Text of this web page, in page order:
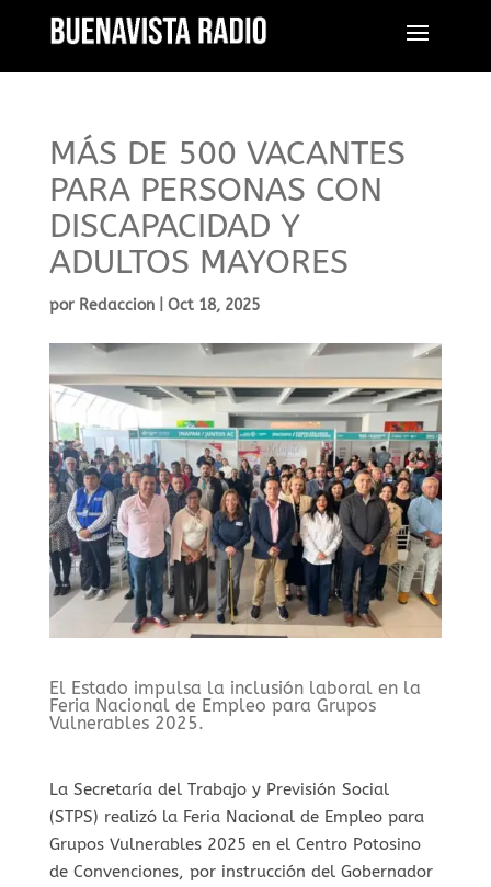
MÁS DE 500 VACANTES
PARA PERSONAS CON
DISCAPACIDAD Y
ADULTOS MAYORES
por Redaccion| Oct 18, 2025
⁠El Estado impulsa la inclusión laboral en la
Feria Nacional de Empleo para Grupos
Vulnerables 2025.
La Secretaría del Trabajo y Previsión Social
(STPS) realizó la Feria Nacional de Empleo para
Grupos Vulnerables 2025 en el Centro Potosino
de Convenciones, por instrucción del Gobernador